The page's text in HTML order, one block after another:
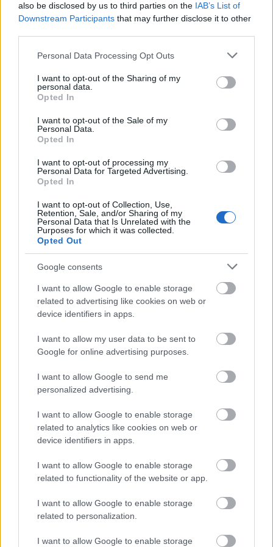
also be disclosed by us to third parties on the IAB’s List of
Downstream Participants that may further disclose it to other
Please note that this website/app uses one or more Google
not limited to your visit or usage behaviour. You may click to
grant or deny consent to Google and its third-party tags to
use your data for below specified purposes in below Google
consent section.
Personal Data Processing Opt Outs
I want to opt-out of the Sharing of my
personal data.
Opted In
I want to opt-out of the Sale of my
Personal Data.
Opted In
I want to opt-out of processing my
Personal Data for Targeted Advertising.
Opted In
I want to opt-out of Collection, Use,
Retention, Sale, and/or Sharing of my
Personal Data that Is Unrelated with the
Purposes for which it was collected.
Opted Out
Google consents
I want to allow Google to enable storage
related to advertising like cookies on web or
device identifiers in apps.
I want to allow my user data to be sent to
Google for online advertising purposes.
I want to allow Google to send me
personalized advertising.
I want to allow Google to enable storage
related to analytics like cookies on web or
device identifiers in apps.
I want to allow Google to enable storage
related to functionality of the website or app.
I want to allow Google to enable storage
related to personalization.
I want to allow Google to enable storage
Paradise Lost – Medusa
A Paradise Lost albumaitól én már régóta nem várok
lemezeik alapján pláne nem. Biztosan sokan
elhasaltak, hogy Nick Holmes újra hörög, meg hogy
volna, hogy jó dolgokat csináljanak, és ezek az újkori
számok nem jók. Hiszen bár visszamentek egészen